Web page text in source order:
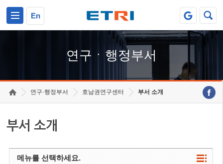
En
연구ㆍ행정부서
연구·행정부서 호남권연구센터 부서 소개
부서 소개
메뉴를 선택하세요.